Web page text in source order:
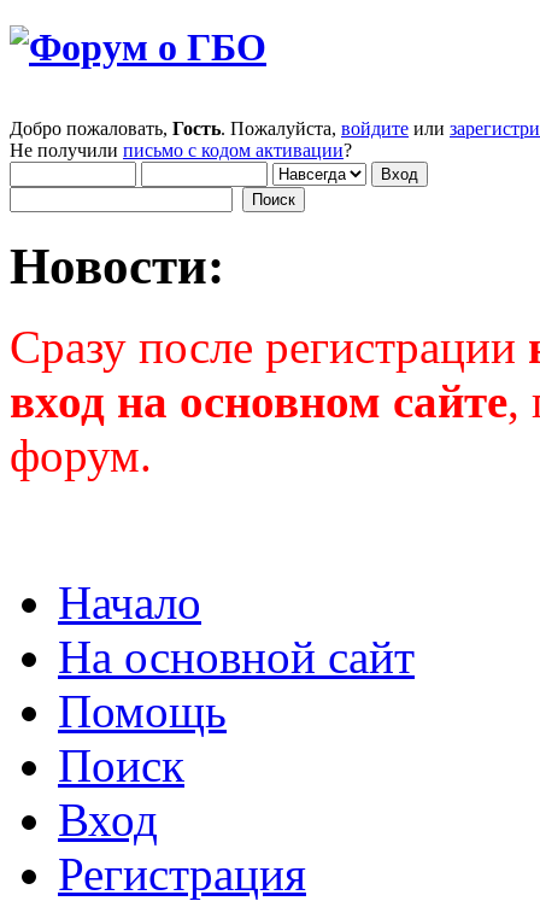
Добро пожаловать, Гость. Пожалуйста, войдите или
Не получили письмо с кодом активации?
Новости:
Сразу после регистрации
вход на основном сайте,
форум.
Начало
На основной сайт
Помощь
Поиск
Вход
Регистрация